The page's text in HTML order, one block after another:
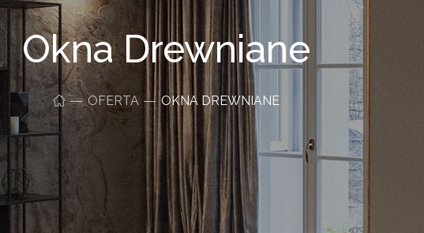
Okna Drewniane
OFERTA OKNA DREWNIANE